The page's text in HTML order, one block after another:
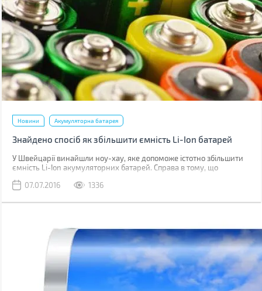
Новини Акумуляторна батарея
Знайдено спосіб як збільшити ємність Li-Ion батарей
У Швейцарії винайшли ноу-хау, яке допоможе істотно збільшити
ємність Li-Ion акумуляторних батарей. Справа в тому, що
акумуляторів при одночасному скороченні часу зарядки. Таке
смарт-годинників і фітнес-трекерів, і закінчуючи батарейними
07.07.2016 1336